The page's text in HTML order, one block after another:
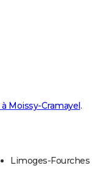
Moissy-Cramayel.
Limoges-Fourches